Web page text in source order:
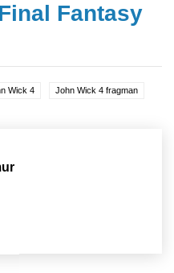
Fantasy
Wick 4 John Wick 4 fragman